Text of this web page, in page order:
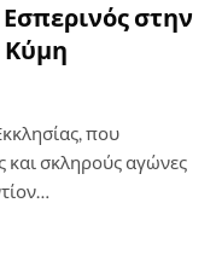
στην
Κύμη
που
και σκληρούς αγώνες